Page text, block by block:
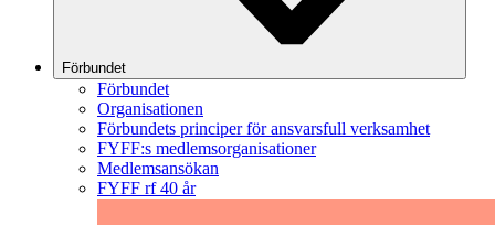
Förbundet
Förbundet
Organisationen
Förbundets principer för ansvarsfull verksamhet
FYFF:s medlemsorganisationer
Medlemsansökan
FYFF rf 40 år